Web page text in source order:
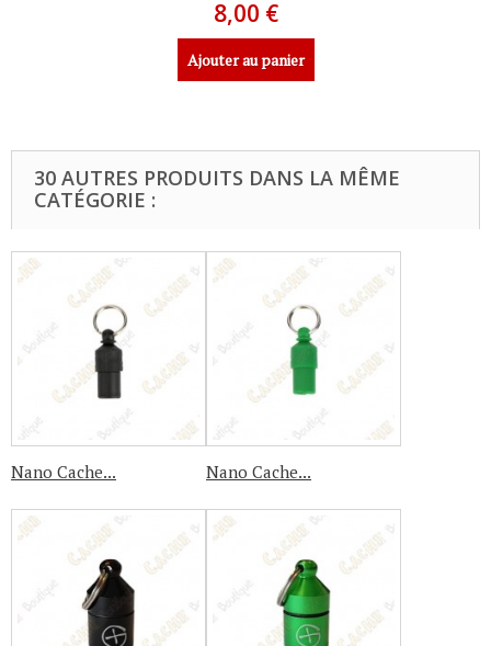
8,00 €
Ajouter au panier
30 AUTRES PRODUITS DANS LA MÊME
CATÉGORIE :
Nano Cache... Nano Cache...